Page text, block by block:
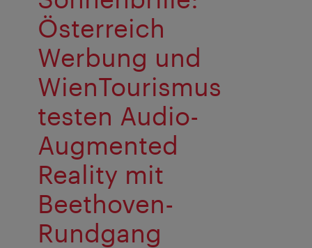
Österreich
Werbung und
WienTourismus
testen Audio-
Augmented
Reality mit
Beethoven-
Rundgang